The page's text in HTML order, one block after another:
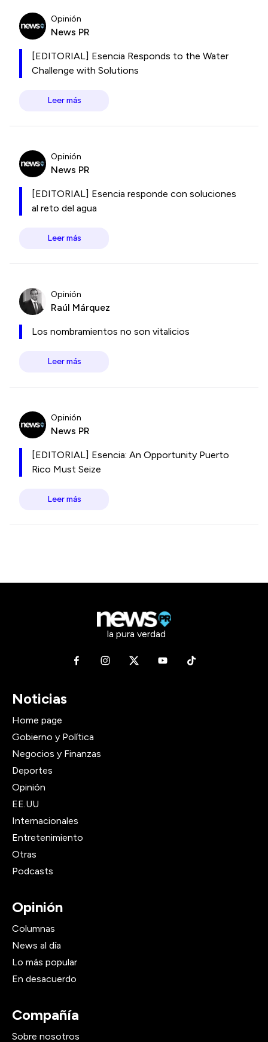
Opinión
News PR
[EDITORIAL] Esencia Responds to the Water
Challenge with Solutions
Leer más
Opinión
News PR
[EDITORIAL] Esencia responde con soluciones
al reto del agua
Leer más
Opinión
Raúl Márquez
Los nombramientos no son vitalicios
Leer más
Opinión
News PR
[EDITORIAL] Esencia: An Opportunity Puerto
Rico Must Seize
Leer más
la pura verdad
Noticias
Home page
Gobierno y Política
Negocios y Finanzas
Deportes
Opinión
EE.UU
Internacionales
Entretenimiento
Otras
Podcasts
Opinión
Columnas
News al día
Lo más popular
En desacuerdo
Compañía
Sobre nosotros